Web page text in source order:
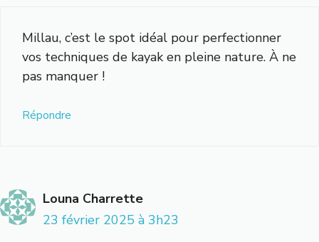
Millau, c’est le spot idéal pour perfectionner
vos techniques de kayak en pleine nature. À ne
pas manquer !
Répondre
Louna Charrette
23 février 2025 à 3h23